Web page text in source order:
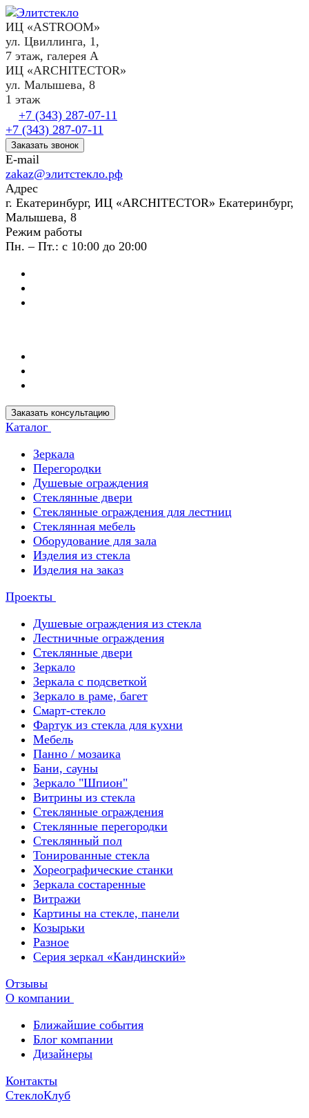
ИЦ «ASTROOM»
ул. Цвиллинга, 1,
7 этаж, галерея А
ИЦ «ARCHITECTOR»
ул. Малышева, 8
1 этаж
+7 (343) 287-07-11
+7 (343) 287-07-11
Заказать звонок
E-mail
zakaz@элитстекло.рф
Адрес
г. Екатеринбург, ИЦ «ARCHITECTOR» Екатеринбург,
Малышева, 8
Режим работы
Пн. – Пт.: с 10:00 до 20:00
Заказать консультацию
Каталог
Зеркала
Перегородки
Душевые ограждения
Стеклянные двери
Стеклянные ограждения для лестниц
Стеклянная мебель
Оборудование для зала
Изделия из стекла
Изделия на заказ
Проекты
Душевые ограждения из стекла
Лестничные ограждения
Стеклянные двери
Зеркало
Зеркала с подсветкой
Зеркало в раме, багет
Смарт-стекло
Фартук из стекла для кухни
Мебель
Панно / мозаика
Бани, сауны
Зеркало "Шпион"
Витрины из стекла
Стеклянные ограждения
Стеклянные перегородки
Стеклянный пол
Тонированные стекла
Хореографические станки
Зеркала состаренные
Витражи
Картины на стекле, панели
Козырьки
Разное
Серия зеркал «Кандинский»
Отзывы
О компании
Ближайшие события
Блог компании
Дизайнеры
Контакты
СтеклоКлуб